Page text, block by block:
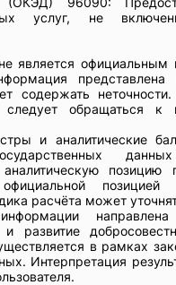
услуг, не
является официальным
представлена
содержать
следует обращаться к
и аналитические
аналитическую
позицией
расчёта может
и развитие
в рамках
Интерпретация